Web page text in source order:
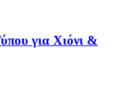
για Χιόνι &